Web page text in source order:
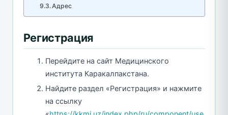
Адрес
Регистрация
Перейдите на сайт Медицинского
института Каракалпакстана.
Найдите раздел «Регистрация» и нажмите
на ссылку